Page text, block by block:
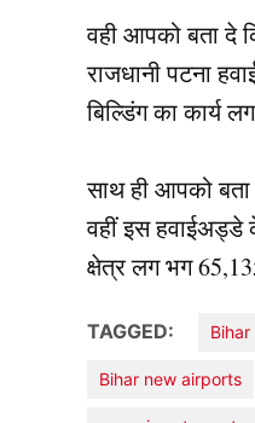
वही आपको बता दे
राजधानी पटना
बिल्डिंग का कार्य
साथ ही आपको
वहीं इस हवाईअड्डे
क्षेत्र लग भग
TAGGED: Bihar
Bihar new airports